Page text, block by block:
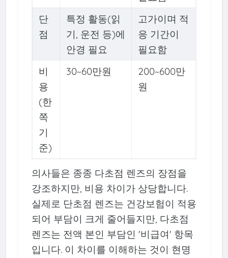
단
점
특정 활동(읽
기, 운전 등)에
안경 필요
고가이며 적
응 기간이
필요함
비
용
(한
쪽
기
준)
30~60만원
200~600만
원
의사들은 종종 다초점 렌즈의 장점을
강조하지만, 비용 차이가 상당합니다.
실제로 단초점 렌즈는 건강보험이 적용
되어 부담이 크게 줄어들지만, 다초점
렌즈는 전액 본인 부담인 '비급여' 항목
입니다. 이 차이를 이해하는 것이 현명